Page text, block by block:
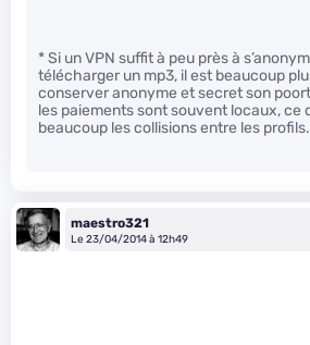
* Si un VPN suffit à peu près à
télécharger un mp3, il est beaucoup
conserver anonyme et secret son
les paiements sont souvent locaux, ce
beaucoup les collisions entre les profils.
maestro321
Le 23/04/2014 à 12h49